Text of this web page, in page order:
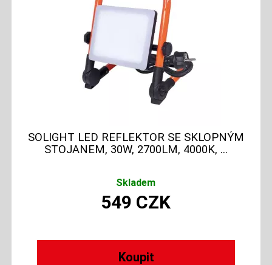
SOLIGHT LED REFLEKTOR SE SKLOPNÝM
STOJANEM, 30W, 2700LM, 4000K, ...
Skladem
549 CZK